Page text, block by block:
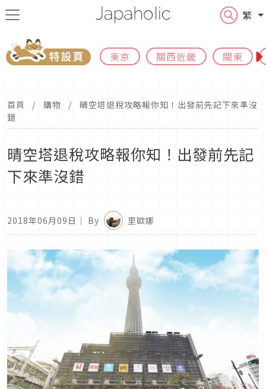
繁
東京 關西近畿 關東
首頁 購物
晴空塔退稅攻略報你知！出發前先記下來準沒
錯
晴空塔退稅攻略報你知！出發前先記
下來準沒錯
2018年06月09日 ｜ By 里歐娜